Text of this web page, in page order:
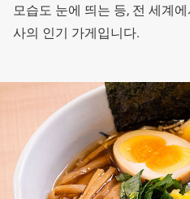
모습도 눈에 띄는 등, 전 세계
사의 인기 가게입니다.